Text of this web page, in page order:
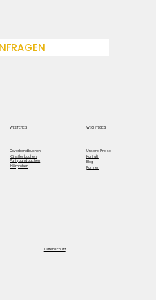
Datenschutz
WEITERES WICHTIGES
Coverband buchen
Künstler buchen
Partyband buchen
Hörproben
Unsere Preise
Kontakt
Blog
Partner